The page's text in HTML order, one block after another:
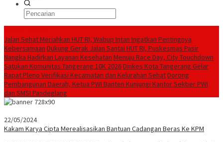
Jalan Sehat Meriahkan HUT RI, Wabup Intan Ingatkan Pentingnya
Kebersamaan Dukung Gerak Jalan Santai HUT RI, Puskesmas Pasir
Nangka Hadirkan Layanan Kesehatan Menuju Race Day, City Touchdown
Satukan Komunitas Tangerang 10K 2026Dinkes Kota Tangerang Gelar
Rapat Pleno Verifikasi Kecamatan dan Kelurahan SehatDorong
Pembangunan Daerah, Ketua PWI Banten Kunjungi Kantor Sekber PWI
dan SMSI Pandeglang
22/05/2024
Kakam Karya Cipta Merealisasikan Bantuan Cadangan Beras Ke KPM